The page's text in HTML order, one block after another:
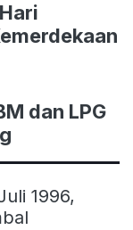
dan LPG
1996,